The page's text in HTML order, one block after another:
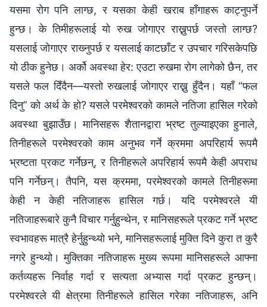
यसमा रोग पनि लाग्छ, र यसका केही खराब हाँगाहरू काट्नुपर्ने
हुन्छ। के तिमीहरूलाई यो रुख जोगाएर राख्नुपर्छ जस्तो लाग्छ?
यसलाई जोगाएर राख्‍नुपर्छ र यसलाई काटछाँट र उपचार गरिसकेपछि
यो ठीक हुनेछ। अर्को अवस्था हेर: एउटा रुखमा रोग लागेको छैन, तर
यसले फल दिँदैन—यस्तो रुखलाई जोगाएर राख्नु हुँदैन। यहाँ “फल
दिनु” को अर्थ के हो? यसले परमेश्‍वरको कामले नतिजा हासिल गरेको
अवस्था बुझाउँछ। मानिसहरू शैतानद्वारा भ्रष्ट तुल्याइएका हुनाले,
तिनीहरूले परमेश्‍वरको काम अनुभव गर्ने क्रममा अपरिहार्य रूपमै
भ्रष्टता प्रकट गर्नेछन्, र तिनीहरूले अपरिहार्य रूपमै केही अपराध
पनि गर्नेछन्। तैपनि, यस क्रममा, परमेश्‍वरको कामले तिनीहरूमा
केही न केही नतिजाहरू हासिल गर्छ। यदि परमेश्‍वरले यी
नतिजाहरूबारे कुनै विचार गर्नुहुन्थेन, र मानिसहरूले प्रकट गर्ने भ्रष्ट
स्वभावहरू मात्रै हेर्नुहुन्थ्यो भने, मानिसहरूलाई मुक्ति दिने कुरा त कुरै
नगरे हुन्थ्यो। मुक्तिका नतिजाहरू मुख्य रूपमा मानिसहरूले आफ्‍ना
कर्तव्यहरू निर्वाह गर्दा र सत्यता अभ्यास गर्दा प्रकट हुन्छन्।
परमेश्‍वरले यी क्षेत्रमा तिनीहरूले हासिल गरेका नतिजाहरू, अनि